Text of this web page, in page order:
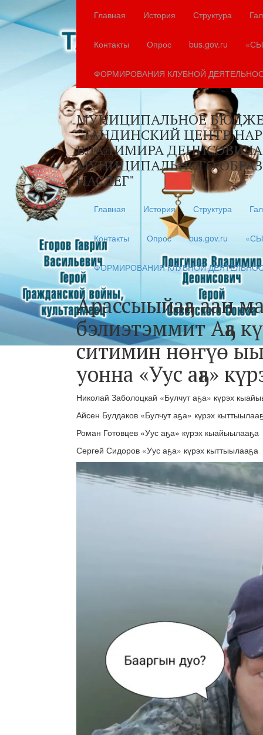
Главная История Структура
Контакты Опрос bus.gov.ru
ФОРМИРОВАНИЯ КЛУБНОЙ
МУНИЦИПАЛЬНОЕ
"ТАНДИНСКИЙ ЦЕНТР
ВЛАДИМИРА
МУНИЦИПАЛЬНОГО
НАСЛЕГ"
Главная История Структура
Контакты Опрос bus.gov.ru
ФОРМИРОВАНИЯ КЛУБНОЙ
Арассыыйаҕа аан
бэлиэтэммит Аҕа
ситимин нөҥүө
уонна «Уус аҕа»
Николай Заболоцкай «Булчут аҕа» күрэх
Айсен Булдаков «Булчут аҕа» күрэх
Роман Готовцев «Уус аҕа» күрэх кыайыылааҕа
Сергей Сидоров «Уус аҕа» күрэх кыттыылааҕа